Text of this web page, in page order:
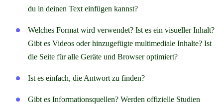
du in deinen Text einfügen kannst?
Welches Format wird verwendet? Ist es ein visueller Inhalt?
Gibt es Videos oder hinzugefügte multimediale Inhalte? Ist
die Seite für alle Geräte und Browser optimiert?
Ist es einfach, die Antwort zu finden?
Gibt es Informationsquellen? Werden offizielle Studien